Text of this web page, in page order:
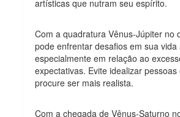
artísticas que nutram seu espírito.
Com a quadratura Vênus-Júpiter no
pode enfrentar desafios em sua vida
especialmente em relação ao
expectativas. Evite idealizar
procure ser mais realista.
Com a chegada de Vênus-Saturno